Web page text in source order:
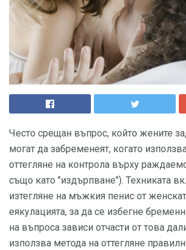
Често срещан въпрос, който жените
могат да забременеят, когато
оттегляне на контрола върху
също като "издърпване"). Техниката
изтегляне на мъжкия пенис от
еякулацията, за да се избегне
на въпроса зависи отчасти от това
използва метода на оттегляне